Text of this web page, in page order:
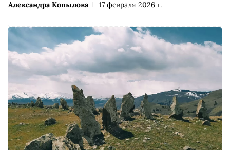
Александра Копылова 17 февраля 2026 г.